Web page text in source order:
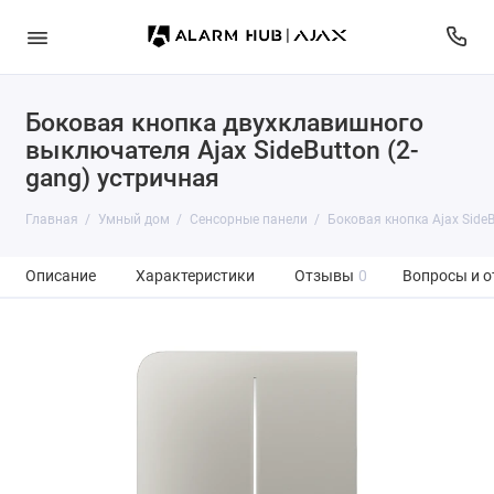
Боковая кнопка двухклавишного
выключателя Ajax SideButton (2-
gang) устричная
Главная Умный дом Сенсорные панели Боковая кнопка Ajax
Описание Характеристики Отзывы 0 Вопросы и